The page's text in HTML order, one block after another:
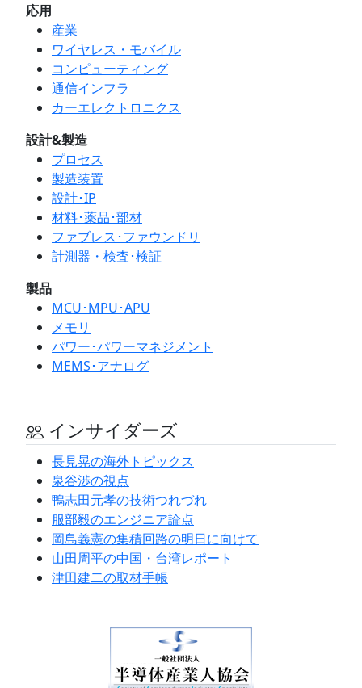
応用
産業
ワイヤレス・モバイル
コンピューティング
通信インフラ
カーエレクトロニクス
設計&製造
プロセス
製造装置
設計･IP
材料･薬品･部材
ファブレス･ファウンドリ
計測器・検査･検証
製品
MCU･MPU･APU
メモリ
パワー･パワーマネジメント
MEMS･アナログ
インサイダーズ
長見晃の海外トピックス
泉谷渉の視点
鴨志田元孝の技術つれづれ
服部毅のエンジニア論点
岡島義憲の集積回路の明日に向けて
山田周平の中国・台湾レポート
津田建二の取材手帳